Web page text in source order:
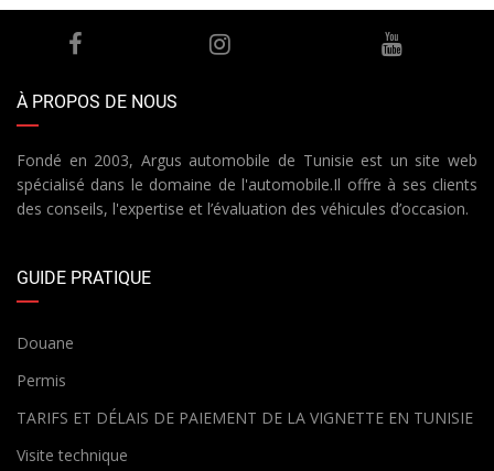
À PROPOS DE NOUS
Fondé en 2003, Argus automobile de Tunisie est un site web
spécialisé dans le domaine de l'automobile.Il offre à ses clients
des conseils, l'expertise et l’évaluation des véhicules d’occasion.
GUIDE PRATIQUE
Douane
Permis
TARIFS ET DÉLAIS DE PAIEMENT DE LA VIGNETTE EN TUNISIE
Visite technique